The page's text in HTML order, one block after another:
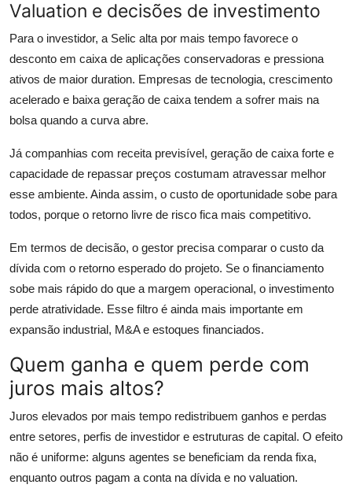
Valuation e decisões de investimento
Para o investidor, a Selic alta por mais tempo favorece o
desconto em caixa de aplicações conservadoras e pressiona
ativos de maior duration. Empresas de tecnologia, crescimento
acelerado e baixa geração de caixa tendem a sofrer mais na
bolsa quando a curva abre.
Já companhias com receita previsível, geração de caixa forte e
capacidade de repassar preços costumam atravessar melhor
esse ambiente. Ainda assim, o custo de oportunidade sobe para
todos, porque o retorno livre de risco fica mais competitivo.
Em termos de decisão, o gestor precisa comparar o custo da
dívida com o retorno esperado do projeto. Se o financiamento
sobe mais rápido do que a margem operacional, o investimento
perde atratividade. Esse filtro é ainda mais importante em
expansão industrial, M&A e estoques financiados.
Quem ganha e quem perde com
juros mais altos?
Juros elevados por mais tempo redistribuem ganhos e perdas
entre setores, perfis de investidor e estruturas de capital. O efeito
não é uniforme: alguns agentes se beneficiam da renda fixa,
enquanto outros pagam a conta na dívida e no valuation.